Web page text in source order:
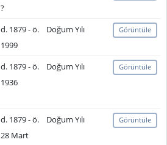
?
d. 1879 - ö.
1999
Doğum Yılı Görüntüle
d. 1879 - ö.
1936
Doğum Yılı Görüntüle
d. 1879 - ö.
28 Mart
Doğum Yılı Görüntüle